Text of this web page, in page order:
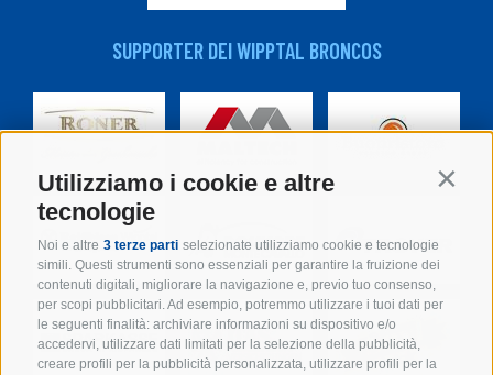
Utilizziamo i cookie e altre
tecnologie
Noi e altre 3 terze parti selezionate utilizziamo cookie e tecnologie
simili. Questi strumenti sono essenziali per garantire la fruizione dei
contenuti digitali, migliorare la navigazione e, previo tuo consenso,
per scopi pubblicitari. Ad esempio, potremmo utilizzare i tuoi dati per
le seguenti finalità: archiviare informazioni su dispositivo e/o
accedervi, utilizzare dati limitati per la selezione della pubblicità,
creare profili per la pubblicità personalizzata, utilizzare profili per la
SUPPORTER DEI WIPPTAL BRONCOS